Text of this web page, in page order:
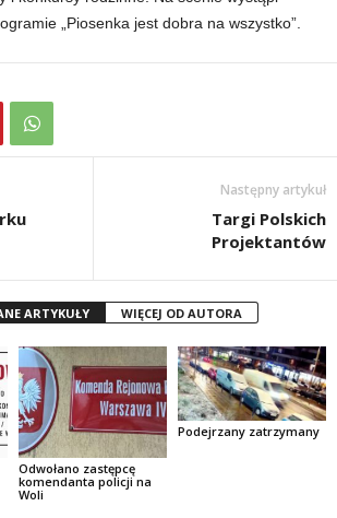
„Piosenka jest dobra na wszystko”.
Następny artykuł
Targi Polskich
Projektantów
ARTYKUŁY WIĘCEJ OD AUTORA
Odwołano zastępcę
komendanta policji na
Woli
Podejrzany zatrzymany